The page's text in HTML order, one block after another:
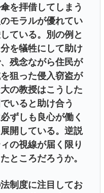
を拝借してしまう
モラルが優れてい
ている。別の例と
を犠牲にして助け
残念ながら住民が
狙った侵入窃盗が
の教授はこうした
いると助け合う
ずしも良心が働く
開している。逆説
の視線が届く限り
ところだろうか。
制度に注目してお